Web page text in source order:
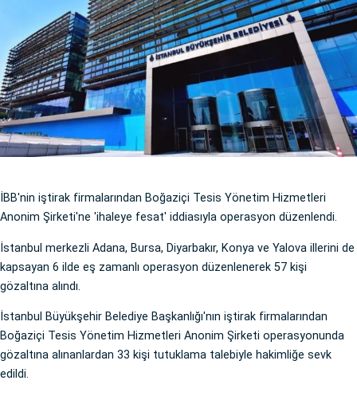
İBB'nin iştirak firmalarından Boğaziçi Tesis Yönetim Hizmetleri
Anonim Şirketi'ne 'ihaleye fesat' iddiasıyla operasyon düzenlendi.
İstanbul merkezli Adana, Bursa, Diyarbakır, Konya ve Yalova illerini de
kapsayan 6 ilde eş zamanlı operasyon düzenlenerek 57 kişi
gözaltına alındı.
İstanbul Büyükşehir Belediye Başkanlığı'nın iştirak firmalarından
Boğaziçi Tesis Yönetim Hizmetleri Anonim Şirketi operasyonunda
gözaltına alınanlardan 33 kişi tutuklama talebiyle hakimliğe sevk
edildi.